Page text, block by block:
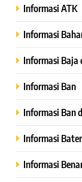
Informasi ATK
Informasi
Informasi Baja
Informasi Ban
Informasi Ban
Informasi
Informasi